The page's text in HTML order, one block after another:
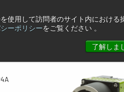
用して訪問者のサイト内におけ
ーポリシーをご覧ください 。
了解しま